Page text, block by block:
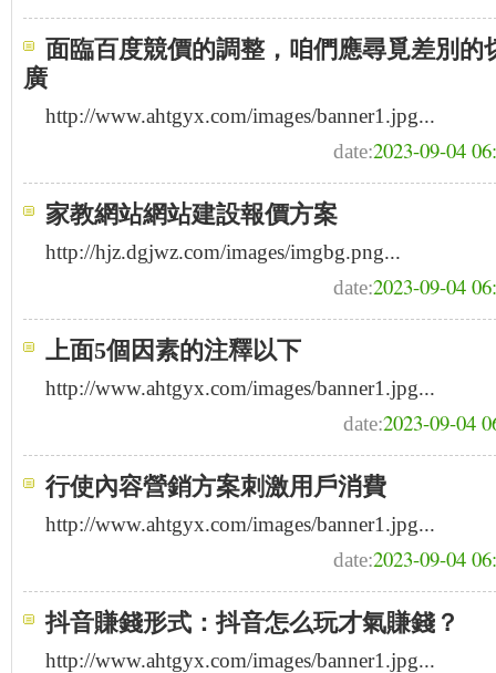
面臨百度競價的調整，咱們應尋覓差別的
廣
http://www.ahtgyx.com/images/banner1.jpg...
date:2023-09-04
家教網站網站建設報價方案
http://hjz.dgjwz.com/images/imgbg.png...
date:2023-09-04
上面5個因素的注釋以下
http://www.ahtgyx.com/images/banner1.jpg...
date:2023-09-04
行使內容營銷方案刺激用戶消費
http://www.ahtgyx.com/images/banner1.jpg...
date:2023-09-04
抖音賺錢形式：抖音怎么玩才氣賺錢？
http://www.ahtgyx.com/images/banner1.jpg...